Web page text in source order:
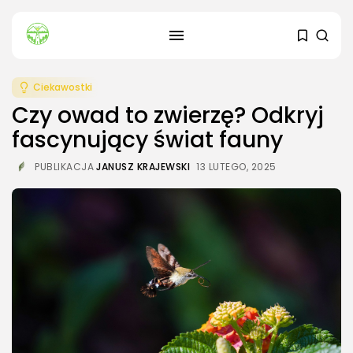
OSTATNIE ARTYKUŁY
Dom i Ogród
Kiedy sadzić sadzonki ogórków?
Ciekawostki
Czy owad to zwierzę? Odkryj
fascynujący świat fauny
PUBLIKACJAJANUSZ KRAJEWSKI 13 LUTEGO, 2025